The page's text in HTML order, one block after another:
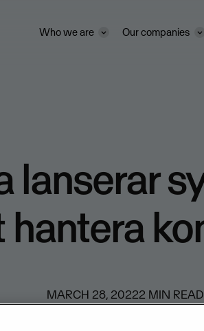
Who we are Our companies
lanserar
hantera
MARCH 28, 20222 MIN READ